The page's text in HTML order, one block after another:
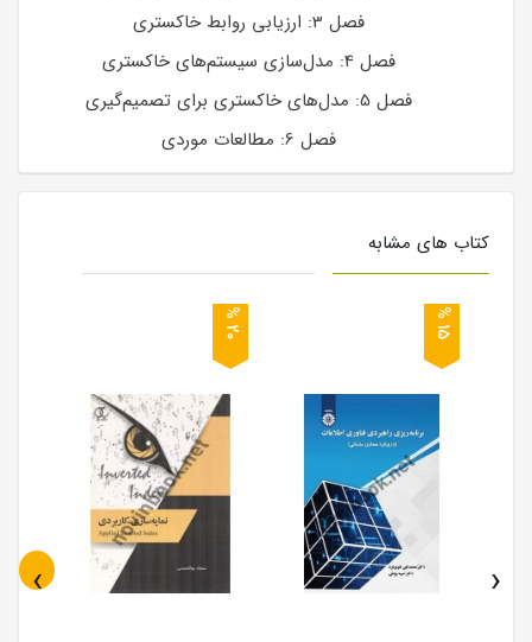
فصل 3: ارزيابی روابط خاكستری
فصل 4: مدل‌سازی سيستم‌های خاكستری
فصل 5: مدل‌های خاكستری برای تصميم‌گيری
فصل 6: مطالعات موردی
کتاب های مشابه
1
5
%
2
0
%
‹ ›